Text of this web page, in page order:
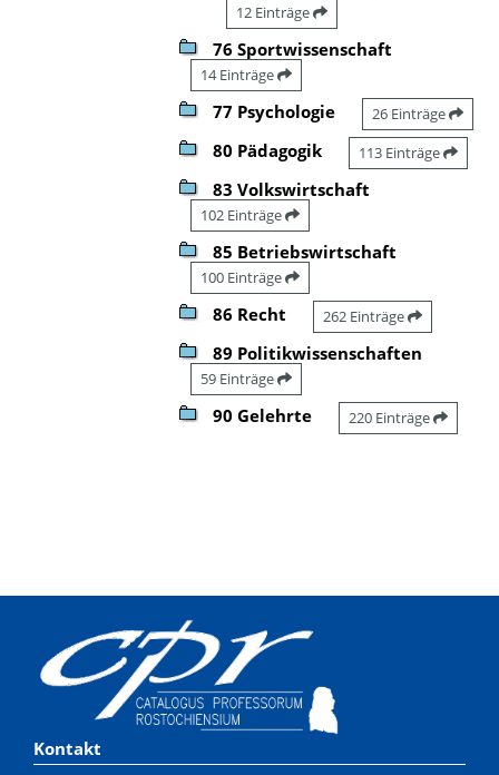
12 Einträge
76 Sportwissenschaft
14 Einträge
77 Psychologie 26 Einträge
80 Pädagogik 113 Einträge
83 Volkswirtschaft
102 Einträge
85 Betriebswirtschaft
100 Einträge
86 Recht 262 Einträge
89 Politikwissenschaften
59 Einträge
90 Gelehrte 220 Einträge
Kontakt